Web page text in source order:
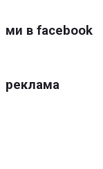
ми в facebook
реклама